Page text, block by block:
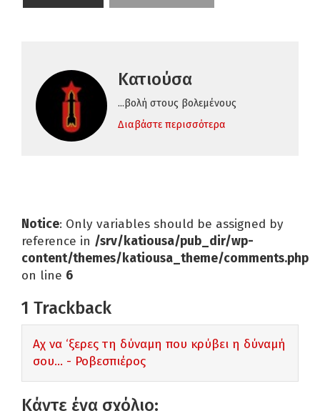
Κατιούσα
...βολή στους βολεμένους
Διαβάστε περισσότερα
Notice: Only variables should be assigned by
reference in /srv/katiousa/pub_dir/wp-
content/themes/katiousa_theme/comments.php
on line 6
1 Trackback
Αχ να ‘ξερες τη δύναμη που κρύβει η δύναμή
σου... - Ροβεσπιέρος
Κάντε ένα σχόλιο: